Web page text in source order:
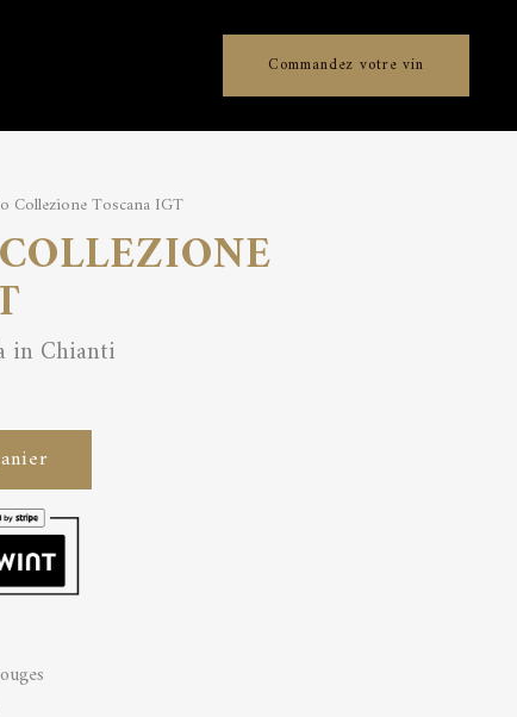
Commandez votre vin
Collezione Toscana IGT
in Chianti